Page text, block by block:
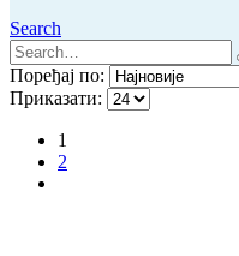
Search
Поређај по:
Приказати:
1
2